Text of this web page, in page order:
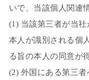
いで、当該個人関連
(1) 当該第三者が当
本人が識別される個
る旨の本人の同意が
(2) 外国にある第三